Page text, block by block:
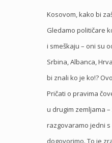
Kosovom, kako bi
Gledamo političare
i smeškaju – oni su
Srbina, Albanca,
bi znali ko je ko!?
Pričati o pravima
u drugim zemljama
razgovaramo jedni
dogovorimo. To je